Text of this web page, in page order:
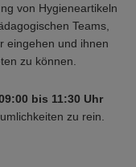
von Hygieneartikeln
Teams,
eingehen und ihnen
zu können.
bis 11:30 Uhr
zu rein.